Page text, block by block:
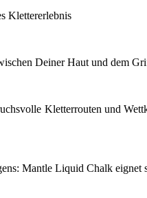
Klettererlebnis
Deiner Haut und dem
Kletterrouten und
Mantle Liquid Chalk